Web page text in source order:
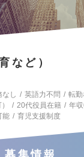
など）
なし 英語力不問 転勤
20代役員在籍 年
能 育児支援制度
募集情報